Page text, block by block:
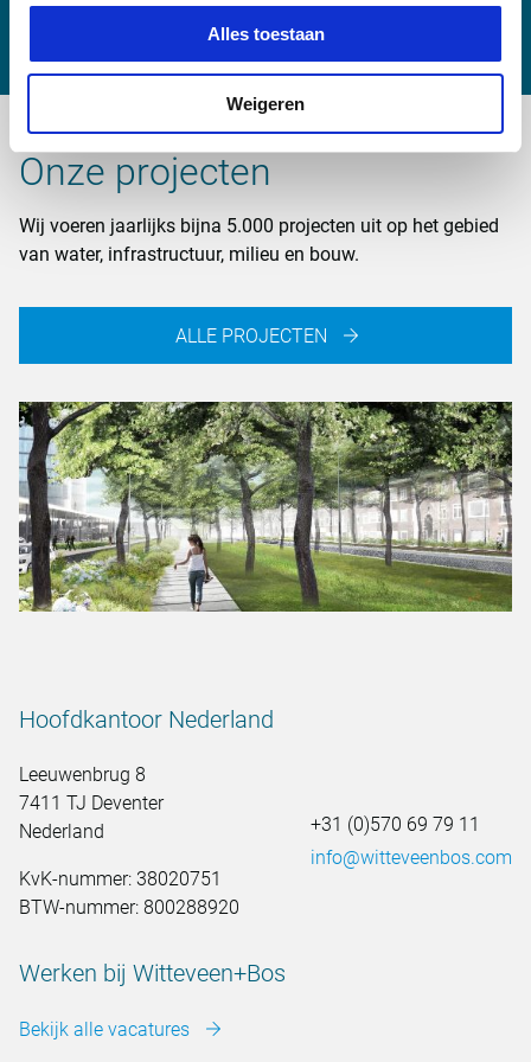
Alles toestaan
Weigeren
Onze projecten
Wij voeren jaarlijks bijna 5.000 projecten uit op het gebied
van water, infrastructuur, milieu en bouw.
ALLE PROJECTEN
Hoofdkantoor Nederland
Leeuwenbrug 8
7411 TJ Deventer
Nederland
KvK-nummer: 38020751
BTW-nummer: 800288920
+31 (0)570 69 79 11
info@witteveenbos.com
Werken bij Witteveen+Bos
Bekijk alle vacatures